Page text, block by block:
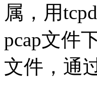
属，用
pcap文件
文件，通